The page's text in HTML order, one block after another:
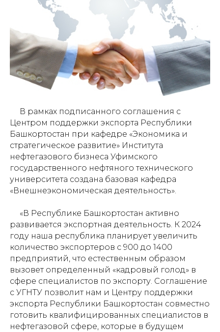
В рамках подписанного соглашения с
Центром поддержки экспорта Республики
Башкортостан при кафедре «Экономика и
стратегическое развитие» Института
нефтегазового бизнеса Уфимского
государственного нефтяного технического
университета создана базовая кафедра
«Внешнеэкономическая деятельность».
«В Республике Башкортостан активно
развивается экспортная деятельность. К 2024
году наша республика планирует увеличить
количество экспортеров с 900 до 1400
предприятий, что естественным образом
вызовет определенный «кадровый голод» в
сфере специалистов по экспорту. Соглашение
с УГНТУ позволит нам и Центру поддержки
экспорта Республики Башкортостан совместно
готовить квалифицированных специалистов в
нефтегазовой сфере, которые в будущем